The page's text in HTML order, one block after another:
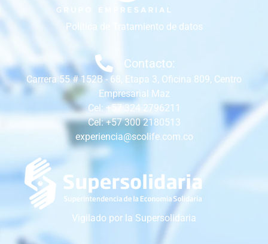
Política de Tratamiento de datos
Contacto:
Carrera 55 # 152B - 68, Etapa 3, Oficina 809, Centro
Empresarial Maz
Cel: +57 324 2796211
Cel: +57 300 2180513
experiencia@scolife.com.co
Vigilado por la Supersolidaria